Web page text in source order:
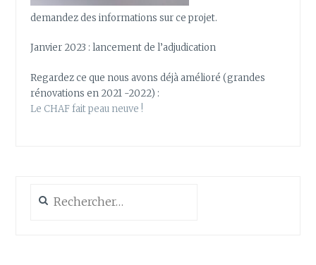
demandez des informations sur ce projet.
Janvier 2023 : lancement de l’adjudication
Regardez ce que nous avons déjà amélioré (grandes
rénovations en 2021 -2022) :
Le CHAF fait peau neuve !